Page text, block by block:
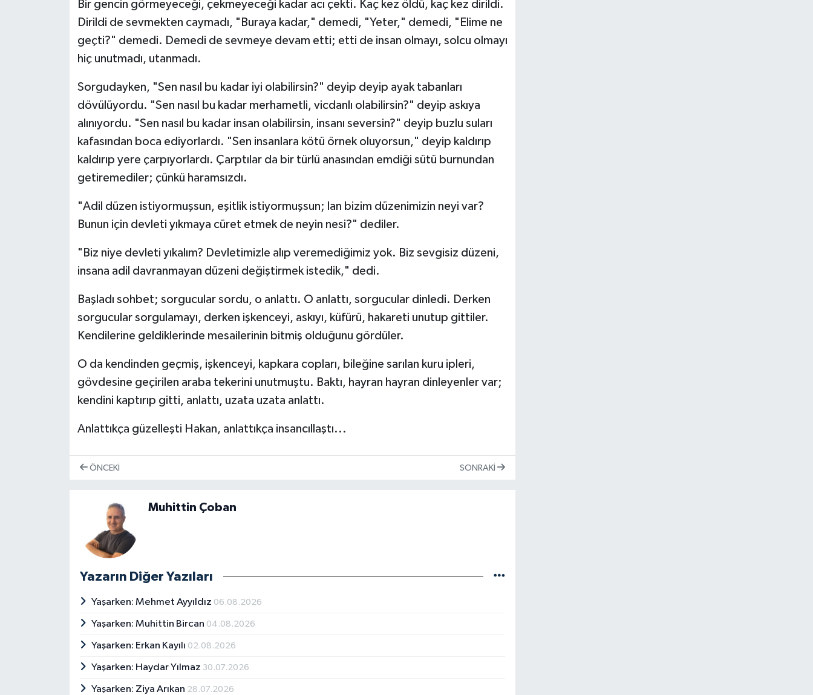
Bir gencin görmeyeceği, çekmeyeceği kadar acı çekti. Kaç kez öldü, kaç kez dirildi.
Dirildi de sevmekten caymadı, "Buraya kadar," demedi, "Yeter," demedi, "Elime ne
geçti?" demedi. Demedi de sevmeye devam etti; etti de insan olmayı, solcu olmayı
hiç unutmadı, utanmadı.
Sorgudayken, "Sen nasıl bu kadar iyi olabilirsin?" deyip deyip ayak tabanları
dövülüyordu. "Sen nasıl bu kadar merhametli, vicdanlı olabilirsin?" deyip askıya
alınıyordu. "Sen nasıl bu kadar insan olabilirsin, insanı seversin?" deyip buzlu suları
kafasından boca ediyorlardı. "Sen insanlara kötü örnek oluyorsun," deyip kaldırıp
kaldırıp yere çarpıyorlardı. Çarptılar da bir türlü anasından emdiği sütü burnundan
getiremediler; çünkü haramsızdı.
"Adil düzen istiyormuşsun, eşitlik istiyormuşsun; lan bizim düzenimizin neyi var?
Bunun için devleti yıkmaya cüret etmek de neyin nesi?" dediler.
"Biz niye devleti yıkalım? Devletimizle alıp veremediğimiz yok. Biz sevgisiz düzeni,
insana adil davranmayan düzeni değiştirmek istedik," dedi.
Başladı sohbet; sorgucular sordu, o anlattı. O anlattı, sorgucular dinledi. Derken
sorgucular sorgulamayı, derken işkenceyi, askıyı, küfürü, hakareti unutup gittiler.
Kendilerine geldiklerinde mesailerinin bitmiş olduğunu gördüler.
O da kendinden geçmiş, işkenceyi, kapkara copları, bileğine sarılan kuru ipleri,
gövdesine geçirilen araba tekerini unutmuştu. Baktı, hayran hayran dinleyenler var;
kendini kaptırıp gitti, anlattı, uzata uzata anlattı.
Anlattıkça güzelleşti Hakan, anlattıkça insancıllaştı...
ÖNCEKI SONRAKI
Muhittin Çoban
Yazarın Diğer Yazıları
Yaşarken: Mehmet Ayyıldız 06.08.2026
Yaşarken: Muhittin Bircan 04.08.2026
Yaşarken: Erkan Kayılı 02.08.2026
Yaşarken: Haydar Yılmaz 30.07.2026
Yaşarken: Ziya Arıkan 28.07.2026